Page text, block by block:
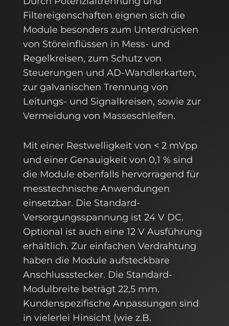
Filtereigenschaften eignen sich die
Module besonders zum Unterdrücken
von Störeinflüssen in Mess- und
Regelkreisen, zum Schutz von
Steuerungen und AD-Wandlerkarten,
zur galvanischen Trennung von
Leitungs- und Signalkreisen, sowie zur
Vermeidung von Masseschleifen.
Mit einer Restwelligkeit von < 2 mVpp
und einer Genauigkeit von 0,1 % sind
die Module ebenfalls hervorragend für
messtechnische Anwendungen
einsetzbar. Die Standard-
Versorgungsspannung ist 24 V DC.
Optional ist auch eine 12 V Ausführung
erhältlich. Zur einfachen Verdrahtung
haben die Module aufsteckbare
Anschlussstecker. Die Standard-
Modulbreite beträgt 22,5 mm.
Kundenspezifische Anpassungen sind
in vielerlei Hinsicht (wie z.B.